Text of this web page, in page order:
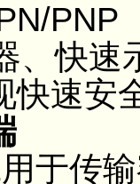
PNP
快速
快速安
传输